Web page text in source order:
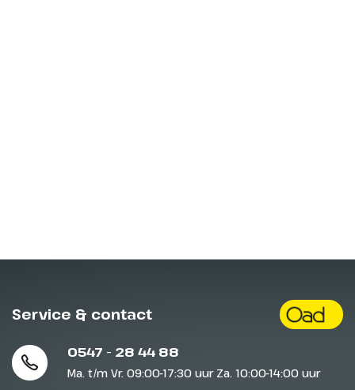
Service & contact
0547 - 28 44 88
Ma. t/m Vr. 09:00-17:30 uur Za. 10:00-14:00 uur